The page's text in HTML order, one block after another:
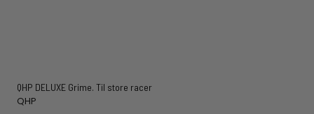
QHP DELUXE Grime. Til store racer
QHP